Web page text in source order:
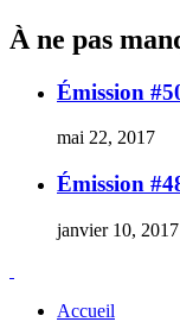
À ne pas
Émission
mai 22, 2017
Émission
janvier 10, 2017
Accueil